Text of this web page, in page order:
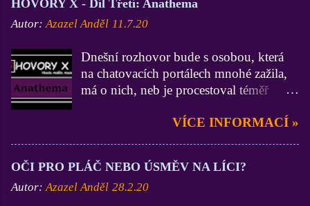
HOVORY X - Díl Třetí: Anathema
Autor:Azazel Anděl 11.7.20
Dnešní rozhovor bude s osobou, která
na chatovacích portálech mnohé zažila,
má o nich, neb je procestoval téměř
zkušenosti (zdatnější už jsem asi jen Já
na 3 portálech, Lidé.cz, BezvaChat.cz a
SuperPokec.cz. Krom toho, nejen na
VÍCE INFORMACÍ »
OČI PRO PLÁČ NEBO ÚSMĚV NA LÍCI?
Autor:Azazel Anděl 28.2.20